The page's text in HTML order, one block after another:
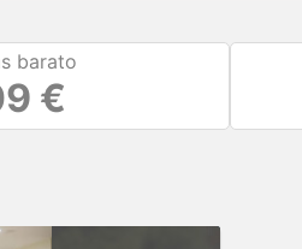
barato
€